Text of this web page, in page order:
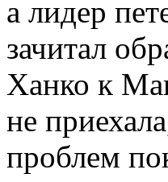
а лидер
зачитал
Ханко к
не
проблем